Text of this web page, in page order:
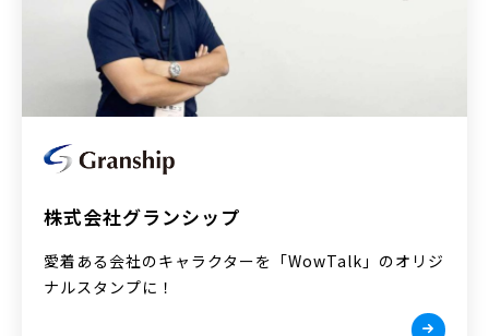
株式会社グランシップ
愛着ある会社のキャラクターを「WowTalk」のオリジ
ナルスタンプに！